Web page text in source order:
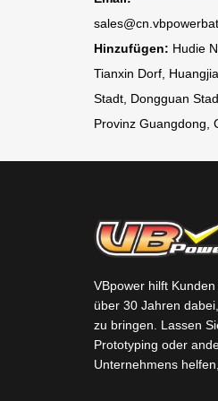
Hinzufügen: Hudie
Tianxin Dorf,
Stadt, Dongguan
Provinz Guangdong,
VBpower hilft
über 30 Jahren
zu bringen. Lassen
Prototyping oder
Unternehmens